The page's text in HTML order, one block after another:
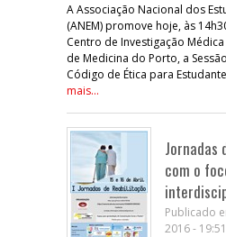
A Associação Nacional dos
(ANEM) promove hoje, às
Centro de Investigação
de Medicina do Porto, a
Código de Ética para
mais...
Jornadas
com o
Publicado
2016 - 19:51